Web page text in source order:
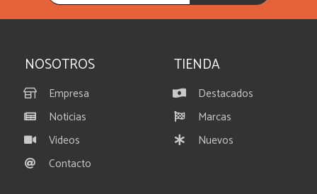
NOSOTROS
Empresa
Noticias
Videos
Contacto
TIENDA
Destacados
Marcas
Nuevos